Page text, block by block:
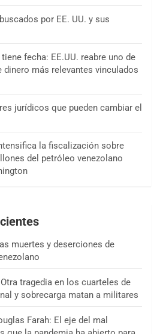
por EE. UU. y sus
fecha: EE.UU. reabre uno de
dinero más relevantes vinculados
jurídicos que pueden cambiar el
la fiscalización sobre
del petróleo venezolano
muertes y deserciones de
Otra tragedia en los cuarteles de
y sobrecarga matan a militares
Farah: El eje del mal